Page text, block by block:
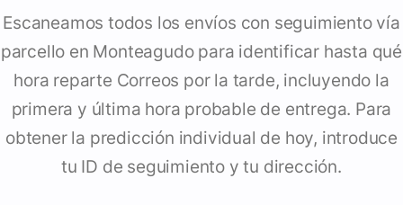
Escaneamos todos los envíos con seguimiento vía
parcello en Monteagudo para identificar hasta qué
hora reparte Correos por la tarde, incluyendo la
primera y última hora probable de entrega. Para
obtener la predicción individual de hoy, introduce
tu ID de seguimiento y tu dirección.